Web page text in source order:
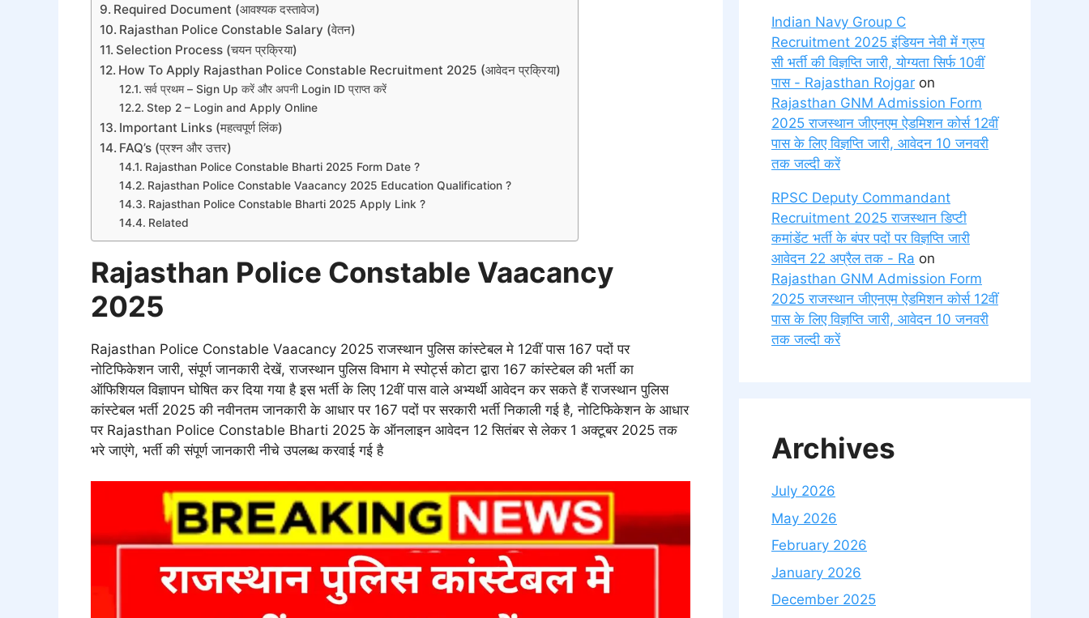
Required Document (आवश्यक दस्तावेज)
Rajasthan Police Constable Salary (वेतन)
Selection Process (चयन प्रक्रिया)
How To Apply Rajasthan Police Constable Recruitment 2025 (आवेदन प्रक्रिया)
सर्व प्रथम – Sign Up करें और अपनी Login ID प्राप्त करें
Step 2 – Login and Apply Online
Important Links (महत्वपूर्ण लिंक)
FAQ’s (प्रश्न और उत्तर)
Rajasthan Police Constable Bharti 2025 Form Date ?
Rajasthan Police Constable Vaacancy 2025 Education Qualification ?
Rajasthan Police Constable Bharti 2025 Apply Link ?
Related
Rajasthan Police Constable Vaacancy
2025
Rajasthan Police Constable Vaacancy 2025 राजस्थान पुलिस कांस्टेबल मे 12वीं पास 167 पदों पर
नोटिफिकेशन जारी, संपूर्ण जानकारी देखें, राजस्थान पुलिस विभाग मे स्पोर्ट्स कोटा द्वारा 167 कांस्टेबल की भर्ती का
ऑफिशियल विज्ञापन घोषित कर दिया गया है इस भर्ती के लिए 12वीं पास वाले अभ्यर्थी आवेदन कर सकते हैं राजस्थान पुलिस
कांस्टेबल भर्ती 2025 की नवीनतम जानकारी के आधार पर 167 पदों पर सरकारी भर्ती निकाली गई है, नोटिफिकेशन के आधार
पर Rajasthan Police Constable Bharti 2025 के ऑनलाइन आवेदन 12 सितंबर से लेकर 1 अक्टूबर 2025 तक
भरे जाएंगे, भर्ती की संपूर्ण जानकारी नीचे उपलब्ध करवाई गई है
Indian Navy Group C
Recruitment 2025 इंडियन नेवी में ग्रुप
सी भर्ती की विज्ञप्ति जारी, योग्यता सिर्फ 10वीं
पास - Rajasthan Rojgar on
Rajasthan GNM Admission Form
2025 राजस्थान जीएनएम ऐडमिशन कोर्स 12वीं
पास के लिए विज्ञप्ति जारी, आवेदन 10 जनवरी
तक जल्दी करें
RPSC Deputy Commandant
Recruitment 2025 राजस्थान डिप्टी
कमांडेंट भर्ती के बंपर पदों पर विज्ञप्ति जारी
आवेदन 22 अप्रैल तक - Ra on
Rajasthan GNM Admission Form
2025 राजस्थान जीएनएम ऐडमिशन कोर्स 12वीं
पास के लिए विज्ञप्ति जारी, आवेदन 10 जनवरी
तक जल्दी करें
Archives
July 2026
May 2026
February 2026
January 2026
December 2025